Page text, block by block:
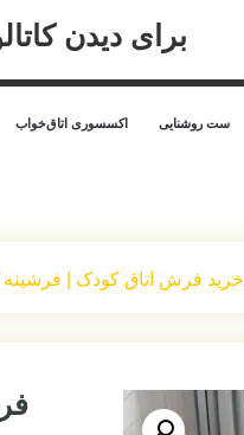
برای دیدن
ست روشنایی اکسسوری اتاق‌خواب
خرید فرش اتاق کودک | فرشینه